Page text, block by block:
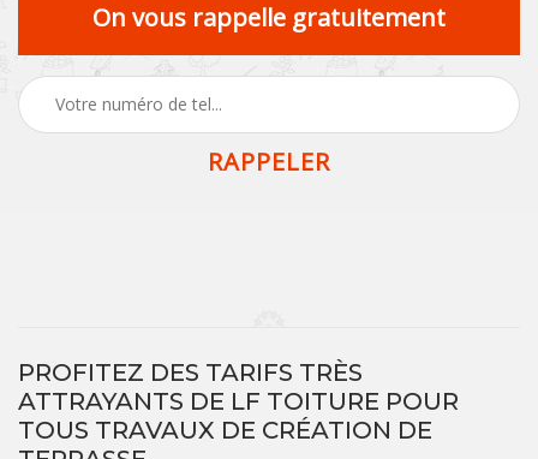
On vous rappelle gratuitement
PROFITEZ DES TARIFS TRÈS
ATTRAYANTS DE LF TOITURE POUR
TOUS TRAVAUX DE CRÉATION DE